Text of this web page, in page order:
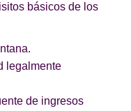
básicos de los
legalmente
de ingresos